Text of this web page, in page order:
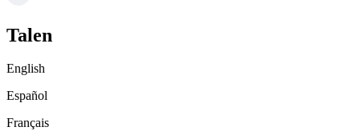
Talen
English
Español
Français